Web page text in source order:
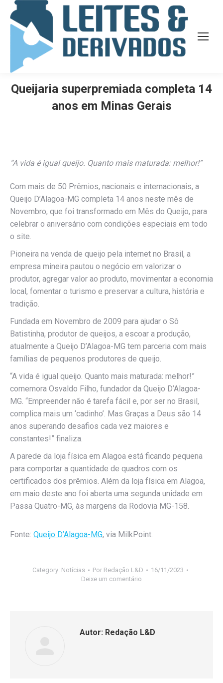
Queijaria superpremiada completa 14
anos em Minas Gerais
“A vida é igual queijo. Quanto mais maturada: melhor!”
Com mais de 50 Prêmios, nacionais e internacionais, a
Queijo D’Alagoa-MG completa 14 anos neste mês de
Novembro, que foi transformado em Mês do Queijo, para
celebrar o aniversário com condições especiais em todo
o site.
Pioneira na venda de queijo pela internet no Brasil, a
empresa mineira pautou o negócio em valorizar o
produtor, agregar valor ao produto, movimentar a economia
local, fomentar o turismo e preservar a cultura, história e
tradição.
Fundada em Novembro de 2009 para ajudar o Sô
Batistinha, produtor de queijos, a escoar a produção,
atualmente a Queijo D’Alagoa-MG tem parceria com mais
famílias de pequenos produtores de queijo.
“A vida é igual queijo. Quanto mais maturada: melhor!”
comemora Osvaldo Filho, fundador da Queijo D’Alagoa-
MG. “Empreender não é tarefa fácil e, por ser no Brasil,
complica mais um ‘cadinho’. Mas Graças a Deus são 14
anos superando desafios cada vez maiores e
constantes!” finaliza.
A parede da loja física em Alagoa está ficando pequena
para comportar a quantidade de quadros com os
certificados dos prêmios. Além da loja física em Alagoa,
em maio deste ano foi aberta uma segunda unidade em
Passa Quatro-MG, às margens da Rodovia MG-158.
Fonte: Queijo D’Alagoa-MG, via MilkPoint.
Category: Notícias Por Redação L&D
16/11/2023
Deixe um comentário
Autor: Redação L&D